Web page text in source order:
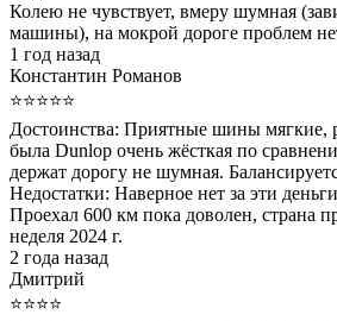
Колею не чувствует, вмеру шумная
машины), на мокрой дороге проблем
1 год назад
Константин Романов
⭐⭐⭐⭐⭐
Достоинства: Приятные шины мягкие,
была Dunlop очень жёсткая по
держат дорогу не шумная.
Недостатки: Наверное нет за эти деньги
Проехал 600 км пока доволен, страна
неделя 2024 г.
2 года назад
Дмитрий
⭐⭐⭐⭐